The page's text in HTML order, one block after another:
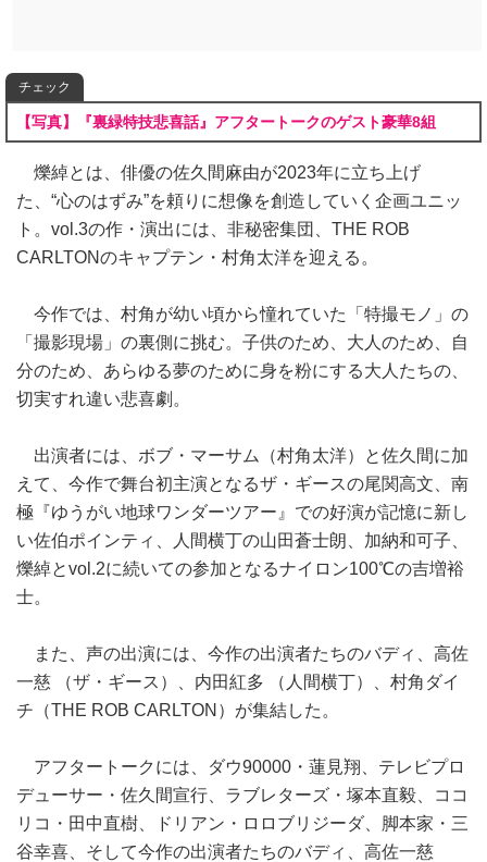
チェック
【写真】『裏緑特技悲喜話』アフタートークのゲスト豪華8組
爍綽とは、俳優の佐久間麻由が2023年に立ち上げ
た、“心のはずみ”を頼りに想像を創造していく企画ユニッ
ト。vol.3の作・演出には、非秘密集団、THE ROB
CARLTONのキャプテン・村角太洋を迎える。
今作では、村角が幼い頃から憧れていた「特撮モノ」の
「撮影現場」の裏側に挑む。子供のため、大人のため、自
分のため、あらゆる夢のために身を粉にする大人たちの、
切実すれ違い悲喜劇。
出演者には、ボブ・マーサム（村角太洋）と佐久間に加
えて、今作で舞台初主演となるザ・ギースの尾関高文、南
極『ゆうがい地球ワンダーツアー』での好演が記憶に新し
い佐伯ポインティ、人間横丁の山田蒼士朗、加納和可子、
爍綽とvol.2に続いての参加となるナイロン100℃の吉増裕
士。
また、声の出演には、今作の出演者たちのバディ、高佐
一慈 （ザ・ギース）、内田紅多 （人間横丁）、村角ダイ
チ（THE ROB CARLTON）が集結した。
アフタートークには、ダウ90000・蓮見翔、テレビプロ
デューサー・佐久間宣行、ラブレターズ・塚本直毅、ココ
リコ・田中直樹、ドリアン・ロロブリジーダ、脚本家・三
谷幸喜、そして今作の出演者たちのバディ、高佐一慈